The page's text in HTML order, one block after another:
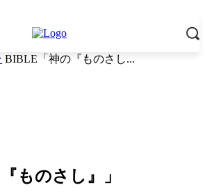
BIBLE「神の『ものさし...
ものさし』」